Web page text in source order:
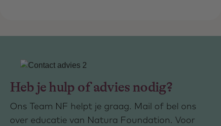
Heb je hulp of advies nodig?
Ons Team NF helpt je graag. Mail of bel ons
over educatie van Natura Foundation. Voor